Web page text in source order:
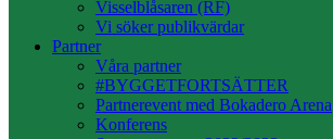
Visselblåsaren (RF)
Vi söker publikvärdar
Partner
Våra partner
#BYGGETFORTSÄTTER
Partnerevent med Bokadero Arena
Konferens